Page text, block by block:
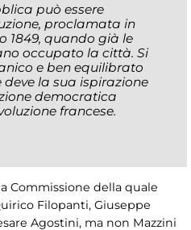
può essere
proclamata in
1849, quando già le
occupato la città. Si
e ben equilibrato
la sua ispirazione
democratica
francese.
Commissione della quale
Filopanti, Giuseppe
Agostini, ma non Mazzini